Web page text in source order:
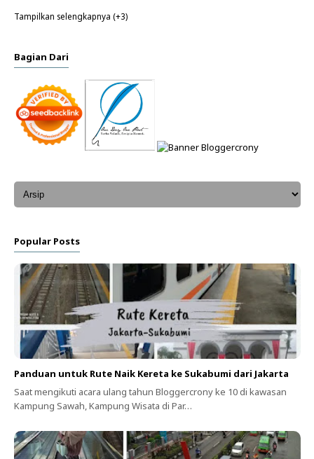
Tampilkan selengkapnya (+3)
Bagian Dari
Popular Posts
Panduan untuk Rute Naik Kereta ke Sukabumi dari Jakarta
Saat mengikuti acara ulang tahun Bloggercrony ke 10 di kawasan
Kampung Sawah, Kampung Wisata di Par…